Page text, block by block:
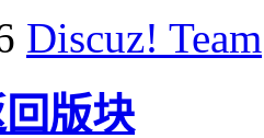
Discuz! Team
版块